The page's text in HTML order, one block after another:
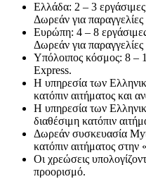
Ελλάδα: 2 – 3
Δωρεάν για
Ευρώπη: 4 – 8
Δωρεάν για
Υπόλοιπος κόσμος: 8 –
Express.
Η υπηρεσία των
κατόπιν αιτήματος και
Η υπηρεσία των
διαθέσιμη κατόπιν
Δωρεάν συσκευασία
κατόπιν αιτήματος
Οι χρεώσεις
προορισμό.